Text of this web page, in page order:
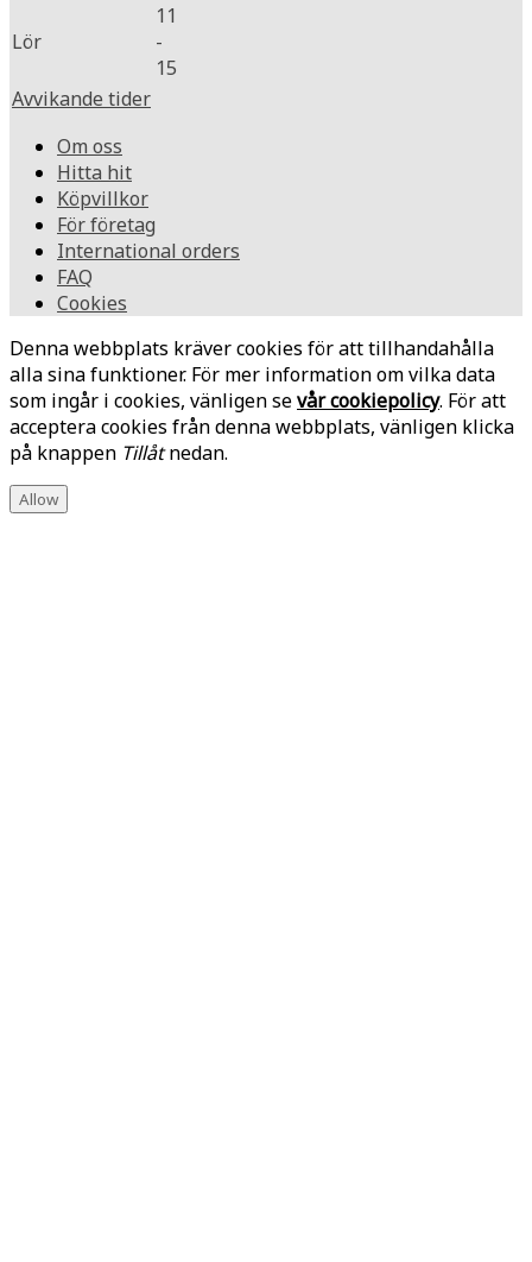
Lör
11
-
15
Avvikande tider
Om oss
Hitta hit
Köpvillkor
För företag
International orders
FAQ
Cookies
Denna webbplats kräver cookies för att tillhandahålla
alla sina funktioner. För mer information om vilka data
som ingår i cookies, vänligen sevår cookiepolicy. För att
acceptera cookies från denna webbplats, vänligen klicka
på knappen Tillåtnedan.
Allow